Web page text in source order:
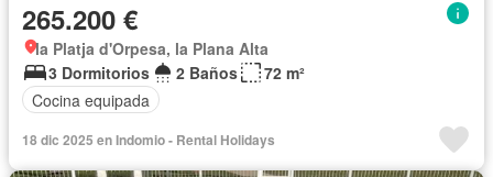
265.200 €
la Platja d'Orpesa, la Plana Alta
3 Dormitorios
2 Baños
72 m²
Cocina equipada
18 dic 2025 en Indomio - Rental Holidays